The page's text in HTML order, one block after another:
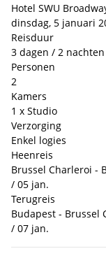
Hotel SWU
dinsdag, 5 januari
Reisduur
3 dagen / 2 nachten
Personen
2
Kamers
1 x Studio
Verzorging
Enkel logies
Heenreis
Brussel Charleroi -
/ 05 jan.
Terugreis
Budapest - Brussel
/ 07 jan.